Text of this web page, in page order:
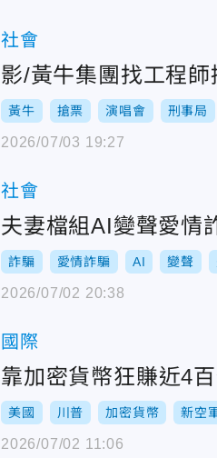
社會
影/黃牛集團找工程
黃牛 搶票 演唱會 刑事局
2026/07/03 19:27
社會
夫妻檔組AI變聲愛
詐騙 愛情詐騙 AI 變聲
2026/07/02 20:38
國際
靠加密貨幣狂賺近4
美國 川普 加密貨幣 新空
2026/07/02 11:06